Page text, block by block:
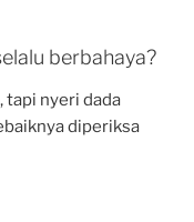
berbahaya?
tapi nyeri dada
diperiksa